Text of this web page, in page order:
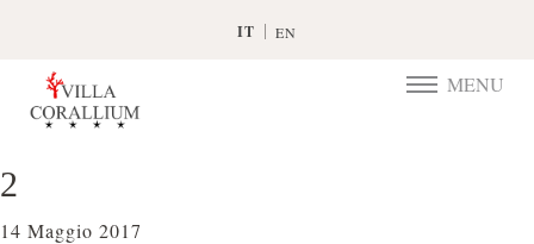
IT EN
TOGGLE
MENU
2
14 Maggio 2017